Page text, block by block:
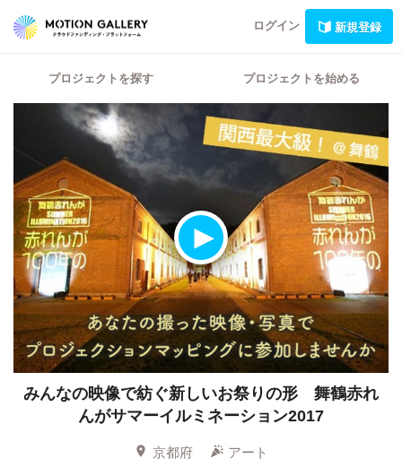
ログイン 新規登録
プロジェクトを探す プロジェクトを始める
みんなの映像で紡ぐ新しいお祭りの形 舞鶴赤れ
んがサマーイルミネーション2017
京都府
アート